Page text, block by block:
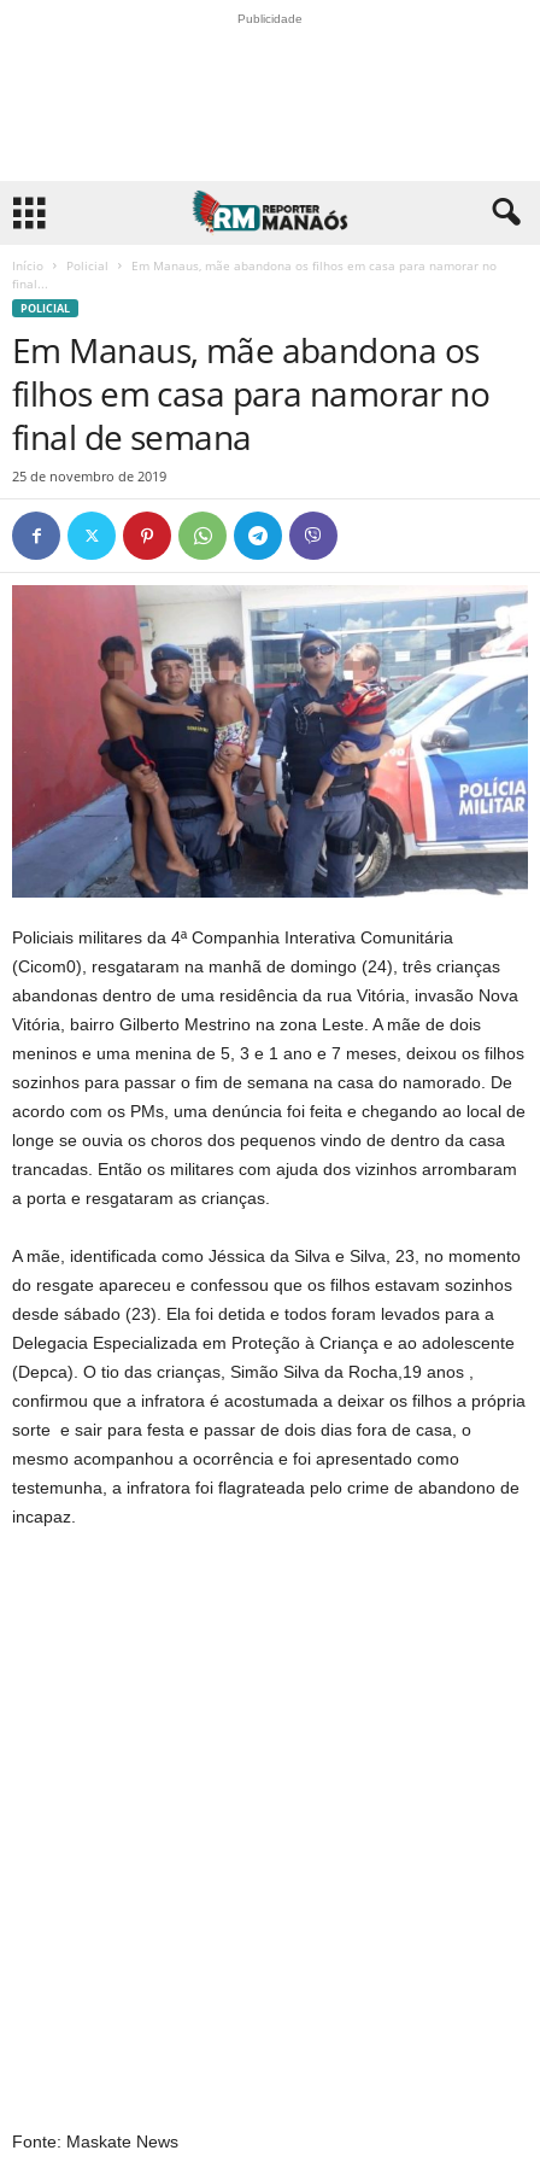
Publicidade
Início Policial
Em Manaus, mãe abandona os filhos em casa para namorar no
final...
POLICIAL
Em Manaus, mãe abandona os
filhos em casa para namorar no
final de semana
25 de novembro de 2019
Policiais militares da 4ª Companhia Interativa Comunitária
(Cicom0), resgataram na manhã de domingo (24), três crianças
abandonas dentro de uma residência da rua Vitória, invasão Nova
Vitória, bairro Gilberto Mestrino na zona Leste. A mãe de dois
meninos e uma menina de 5, 3 e 1 ano e 7 meses, deixou os filhos
sozinhos para passar o fim de semana na casa do namorado. De
acordo com os PMs, uma denúncia foi feita e chegando ao local de
longe se ouvia os choros dos pequenos vindo de dentro da casa
trancadas. Então os militares com ajuda dos vizinhos arrombaram
a porta e resgataram as crianças.
A mãe, identificada como Jéssica da Silva e Silva, 23, no momento
do resgate apareceu e confessou que os filhos estavam sozinhos
desde sábado (23). Ela foi detida e todos foram levados para a
Delegacia Especializada em Proteção à Criança e ao adolescente
(Depca). O tio das crianças, Simão Silva da Rocha,19 anos ,
confirmou que a infratora é acostumada a deixar os filhos a própria
sorte e sair para festa e passar de dois dias fora de casa, o
mesmo acompanhou a ocorrência e foi apresentado como
testemunha, a infratora foi flagrateada pelo crime de abandono de
incapaz.
Fonte: Maskate News